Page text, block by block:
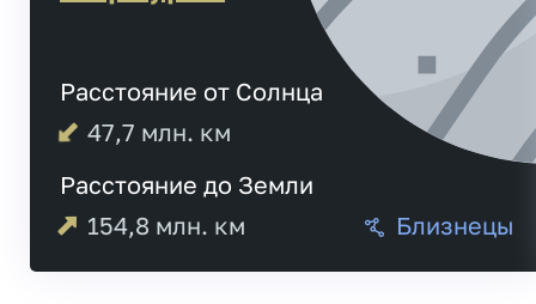
Расстояние от Солнца
47,7 млн. км
Расстояние до Земли
154,8 млн. км Близнецы